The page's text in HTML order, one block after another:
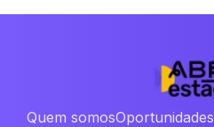
Quem somosOportunidades